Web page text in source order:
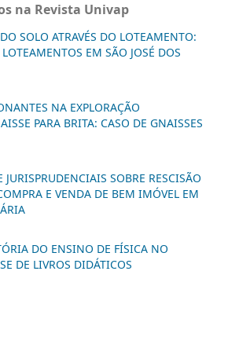
na Revista Univap
SOLO ATRAVÉS DO LOTEAMENTO:
EM SÃO JOSÉ DOS
NA EXPLORAÇÃO
PARA BRITA: CASO DE GNAISSES
JURISPRUDENCIAIS SOBRE RESCISÃO
E VENDA DE BEM IMÓVEL EM
DO ENSINO DE FÍSICA NO
DE LIVROS DIDÁTICOS